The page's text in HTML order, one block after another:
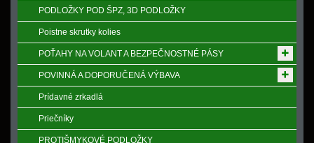
PODLOŽKY POD ŠPZ, 3D PODLOŽKY
Poistne skrutky kolies
POŤAHY NA VOLANT A BEZPEČNOSTNÉ PÁSY
POVINNÁ A DOPORUČENÁ VÝBAVA
Prídavné zrkadlá
Priečníky
PROTIŠMYKOVÉ PODLOŽKY